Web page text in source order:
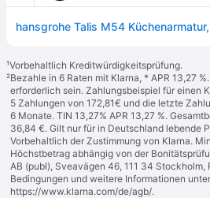
¹Vorbehaltlich Kreditwürdigkeitsprüfung.
²Bezahle in 6 Raten mit Klarna, * APR 13,27
erforderlich sein. Zahlungsbeispiel für einen
5 Zahlungen von 172,81€ und die letzte
6 Monate. TIN 13,27% APR 13,27 %.
36,84 €. Gilt nur für in Deutschland lebende
Vorbehaltlich der Zustimmung von Klarna.
Höchstbetrag abhängig von der
AB (publ), Sveavägen 46, 111 34 Stockholm,
Bedingungen und weitere Informationen unter
https://www.klarna.com/de/agb/.